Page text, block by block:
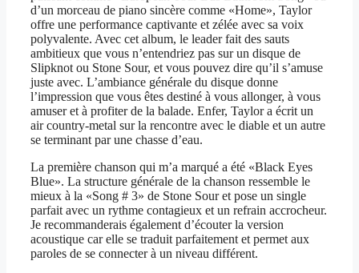
d’un morceau de piano sincère comme «Home», Taylor
offre une performance captivante et zélée avec sa voix
polyvalente. Avec cet album, le leader fait des sauts
ambitieux que vous n’entendriez pas sur un disque de
Slipknot ou Stone Sour, et vous pouvez dire qu’il s’amuse
juste avec. L’ambiance générale du disque donne
l’impression que vous êtes destiné à vous allonger, à vous
amuser et à profiter de la balade. Enfer, Taylor a écrit un
air country-metal sur la rencontre avec le diable et un autre
se terminant par une chasse d’eau.
La première chanson qui m’a marqué a été «Black Eyes
Blue». La structure générale de la chanson ressemble le
mieux à la «Song # 3» de Stone Sour et pose un single
parfait avec un rythme contagieux et un refrain accrocheur.
Je recommanderais également d’écouter la version
acoustique car elle se traduit parfaitement et permet aux
paroles de se connecter à un niveau différent.